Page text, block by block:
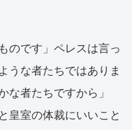
のです」ペレスは言っ
うな者たちではありま
な者たちですから」
皇室の体裁にいいこと